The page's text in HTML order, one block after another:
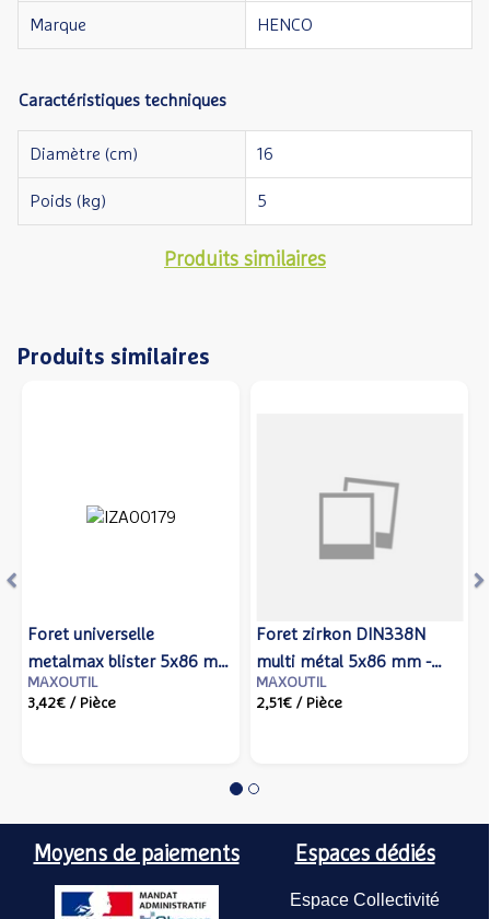
Marque HENCO
Caractéristiques techniques
Diamètre (cm) 16
Poids (kg) 5
Produits similaires
Produits similaires
Foret universelle
metalmax blister 5x86 mm
- IZAR - 80114 - Izar cutting
MAXOUTIL
3,42€ / Pièce
Foret zirkon DIN338N
multi métal 5x86 mm -
IZAR - 14758 - Izar cutting
MAXOUTIL
2,51€ / Pièce
Moyens de paiements Espaces dédiés
Espace Collectivité